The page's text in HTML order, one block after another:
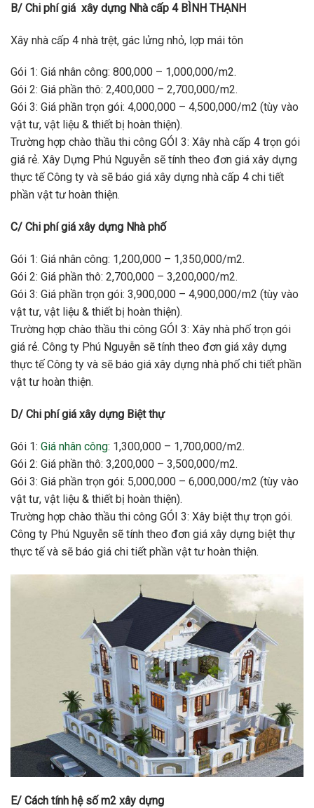
B/ Chi phí giá xây dựng Nhà cấp 4 BÌNH THẠNH
Xây nhà cấp 4 nhà trệt, gác lửng nhỏ, lợp mái tôn
Gói 1: Giá nhân công: 800,000 – 1,000,000/m2.
Gói 2: Giá phần thô: 2,400,000 – 2,700,000/m2.
Gói 3: Giá phần trọn gói: 4,000,000 – 4,500,000/m2 (tùy vào
vật tư, vật liệu & thiết bị hoàn thiện).
Trường hợp chào thầu thi công GÓI 3: Xây nhà cấp 4 trọn gói
giá rẻ. Xây Dựng Phú Nguyễn sẽ tính theo đơn giá xây dựng
thực tế Công ty và sẽ báo giá xây dựng nhà cấp 4 chi tiết
phần vật tư hoàn thiện.
C/ Chi phí giá xây dựng Nhà phố
Gói 1: Giá nhân công: 1,200,000 – 1,350,000/m2.
Gói 2: Giá phần thô: 2,700,000 – 3,200,000/m2.
Gói 3: Giá phần trọn gói: 3,900,000 – 4,900,000/m2 (tùy vào
vật tư, vật liệu & thiết bị hoàn thiện).
Trường hợp chào thầu thi công GÓI 3: Xây nhà phố trọn gói
giá rẻ. Công ty Phú Nguyễn sẽ tính theo đơn giá xây dựng
thực tế Công ty và sẽ báo giá xây dựng nhà phố chi tiết phần
vật tư hoàn thiện.
D/ Chi phí giá xây dựng Biệt thự
Gói 1: Giá nhân công: 1,300,000 – 1,700,000/m2.
Gói 2: Giá phần thô: 3,200,000 – 3,500,000/m2.
Gói 3: Giá phần trọn gói: 5,000,000 – 6,000,000/m2 (tùy vào
vật tư, vật liệu & thiết bị hoàn thiện).
Trường hợp chào thầu thi công GÓI 3: Xây biệt thự trọn gói.
Công ty Phú Nguyễn sẽ tính theo đơn giá xây dựng biệt thự
thực tế và sẽ báo giá chi tiết phần vật tư hoàn thiện.
E/ Cách tính hệ số m2 xây dựng